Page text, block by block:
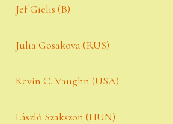
Jef Gielis (B)
Julia Gosakova (RUS)
Kevin C. Vaughn (USA)
László Szakszon (HUN)